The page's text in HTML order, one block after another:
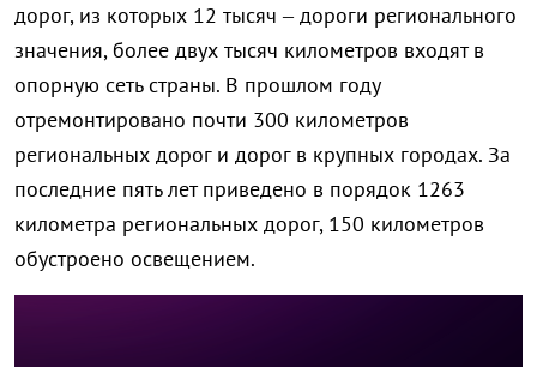
дорог, из которых 12 тысяч – дороги регионального
значения, более двух тысяч километров входят в
опорную сеть страны. В прошлом году
отремонтировано почти 300 километров
региональных дорог и дорог в крупных городах. За
последние пять лет приведено в порядок 1263
километра региональных дорог, 150 километров
обустроено освещением.